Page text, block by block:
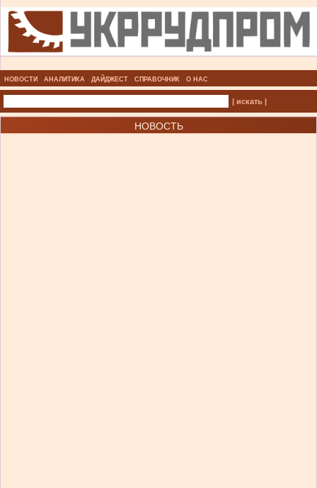
НОВОСТИ АНАЛИТИКА ДАЙДЖЕСТ СПРАВОЧНИК О НАС
| искать |
НОВОСТЬ